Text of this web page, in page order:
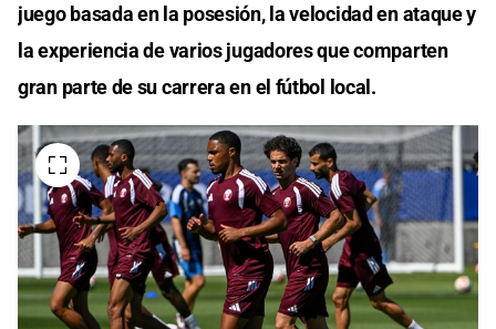
juego basada en la posesión, la velocidad en ataque y
la experiencia de varios jugadores que comparten
gran parte de su carrera en el fútbol local.